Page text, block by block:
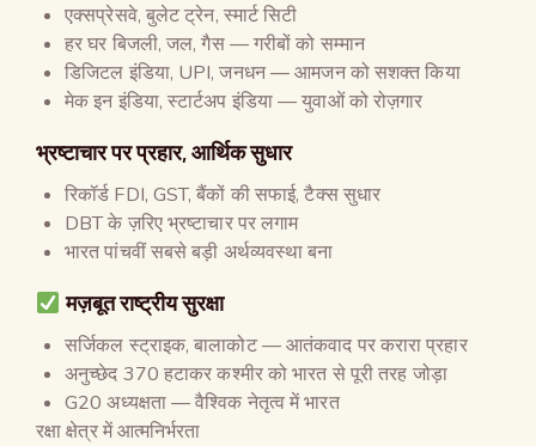
एक्सप्रेसवे, बुलेट ट्रेन, स्मार्ट सिटी
हर घर बिजली, जल, गैस — गरीबों को सम्मान
डिजिटल इंडिया, UPI, जनधन — आमजन को सशक्त किया
मेक इन इंडिया, स्टार्टअप इंडिया — युवाओं को रोज़गार
भ्रष्टाचार पर प्रहार, आर्थिक सुधार
रिकॉर्ड FDI, GST, बैंकों की सफाई, टैक्स सुधार
DBT के ज़रिए भ्रष्टाचार पर लगाम
भारत पांचवीं सबसे बड़ी अर्थव्यवस्था बना
मज़बूत राष्ट्रीय सुरक्षा
सर्जिकल स्ट्राइक, बालाकोट — आतंकवाद पर करारा प्रहार
अनुच्छेद 370 हटाकर कश्मीर को भारत से पूरी तरह जोड़ा
G20 अध्यक्षता — वैश्विक नेतृत्व में भारत
रक्षा क्षेत्र में आत्मनिर्भरता